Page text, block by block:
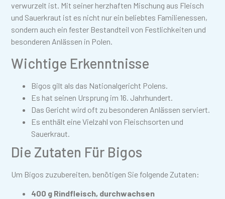
verwurzelt ist. Mit seiner herzhaften Mischung aus Fleisch
und Sauerkraut ist es nicht nur ein beliebtes Familienessen,
sondern auch ein fester Bestandteil von Festlichkeiten und
besonderen Anlässen in Polen.
Wichtige Erkenntnisse
Bigos gilt als das Nationalgericht Polens.
Es hat seinen Ursprung im 16. Jahrhundert.
Das Gericht wird oft zu besonderen Anlässen serviert.
Es enthält eine Vielzahl von Fleischsorten und
Sauerkraut.
Die Zutaten Für Bigos
Um Bigos zuzubereiten, benötigen Sie folgende Zutaten:
400 g Rindfleisch, durchwachsen